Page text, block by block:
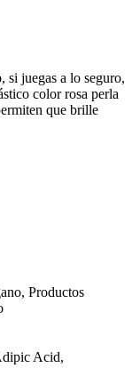
si juegas a lo seguro,
color rosa perla
que brille
Productos
Acid,